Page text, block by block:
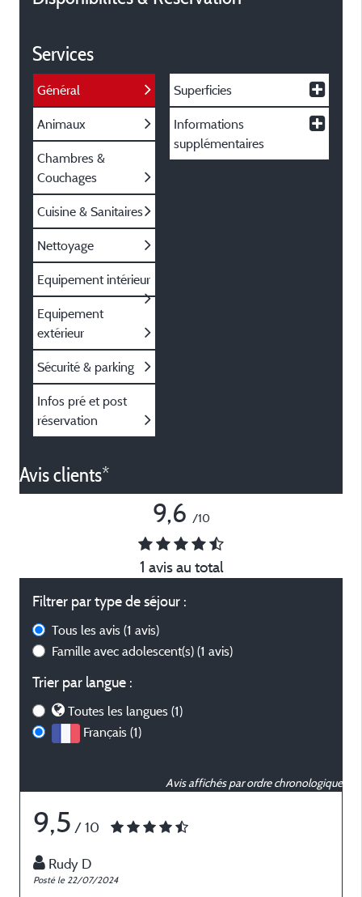
Services
Général
Animaux
Chambres &
Couchages
Cuisine & Sanitaires
Nettoyage
Equipement intérieur
Equipement
extérieur
Sécurité & parking
Infos pré et post
réservation
Superficies
Informations
supplémentaires
Avis clients*
9,6 /10
1 avis au total
Filtrer par type de séjour :
Tous les avis (1 avis)
Famille avec adolescent(s) (1 avis)
Trier par langue :
Toutes les langues (1)
Français (1)
Avis affichés par ordre chronologique
9,5 / 10
Rudy D
Posté le 22/07/2024